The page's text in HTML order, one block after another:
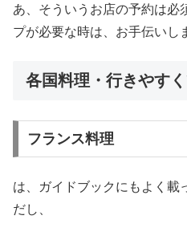
あ、そういうお店の予約は必
プが必要な時は、お手伝いし
各国料理・行きやす
フランス料理
は、ガイドブックにもよく載
だし、